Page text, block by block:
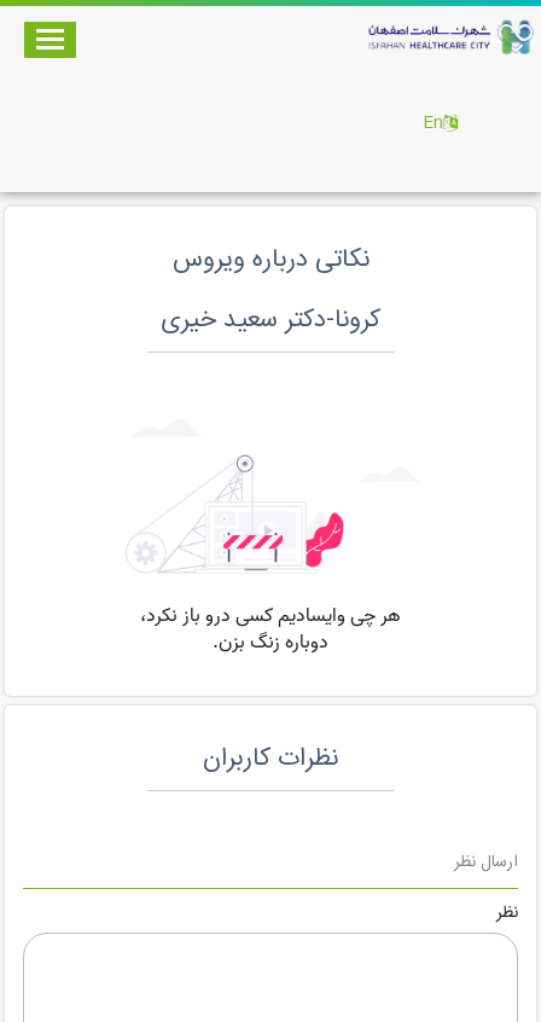
En
نکاتی درباره ویروس
کرونا-دکتر سعید خیری
نظرات کاربران
ارسال نظر
نظر